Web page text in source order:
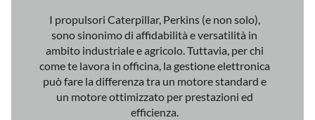
I propulsori Caterpillar, Perkins (e non solo),
sono sinonimo di affidabilità e versatilità in
ambito industriale e agricolo. Tuttavia, per chi
come te lavora in officina, la gestione elettronica
può fare la differenza tra un motore standard e
un motore ottimizzato per prestazioni ed
efficienza.